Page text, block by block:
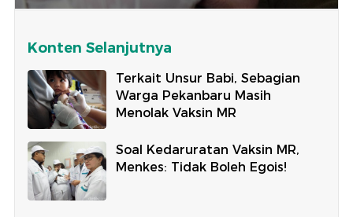
Konten Selanjutnya
Terkait Unsur Babi, Sebagian
Warga Pekanbaru Masih
Menolak Vaksin MR
Soal Kedaruratan Vaksin MR,
Menkes: Tidak Boleh Egois!